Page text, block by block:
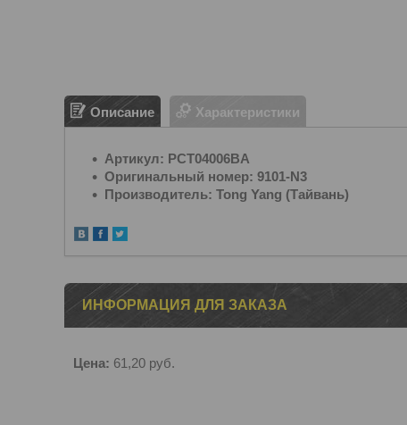
Описание Характеристики
Артикул: PCT04006BA
Оригинальный номер: 9101-N3
Производитель: Tong Yang (Тайвань)
ИНФОРМАЦИЯ ДЛЯ ЗАКАЗА
Цена: 61,20 руб.